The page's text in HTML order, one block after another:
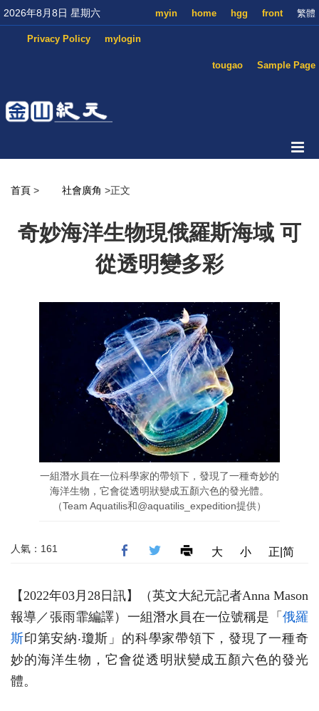
2026年8月8日 星期六 繁體
front
hgg
home
myin
mylogin
Privacy Policy
Sample Page
tougao
首頁 > 社會廣角 >正文
奇妙海洋生物現俄羅斯海域 可
從透明變多彩
一組潛水員在一位科學家的帶領下，發現了一種奇妙的
海洋生物，它會從透明狀變成五顏六色的發光體。
（Team Aquatilis和@aquatilis_expedition提供）
人氣：161 大 小 正|简
【2022年03月28日訊】
（英文大紀元記者Anna Mason
報導／張雨霏編譯） 一組潛水員在一位號稱是「 俄羅
斯印第安納‧瓊斯」的科學家帶領下，發現了一種奇
妙的海洋生物，它會從透明狀變成五顏六色的發光
體。